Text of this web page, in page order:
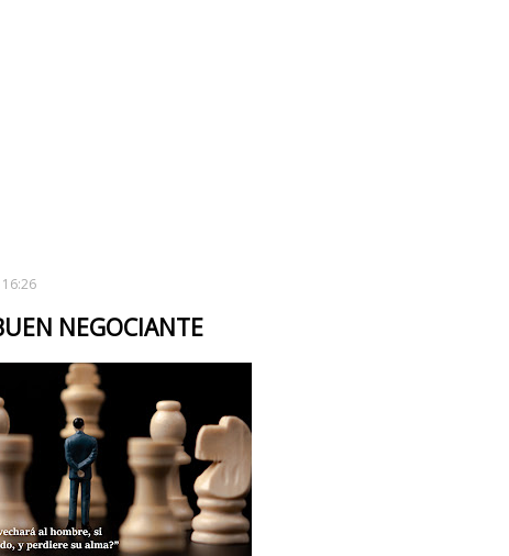
NEGOCIANTE